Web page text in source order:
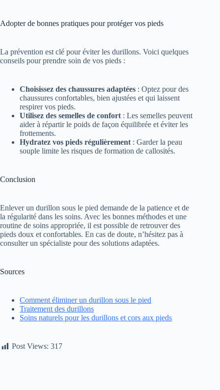
Adopter de bonnes pratiques pour protéger vos pieds
La prévention est clé pour éviter les durillons. Voici quelques
conseils pour prendre soin de vos pieds :
Choisissez des chaussures adaptées : Optez pour des
chaussures confortables, bien ajustées et qui laissent
respirer vos pieds.
Utilisez des semelles de confort: Les semelles peuvent
aider à répartir le poids de façon équilibrée et éviter les
frottements.
Hydratez vos pieds régulièrement: Garder la peau
souple limite les risques de formation de callosités.
Conclusion
Enlever un durillon sous le pied demande de la patience et de
la régularité dans les soins. Avec les bonnes méthodes et une
routine de soins appropriée, il est possible de retrouver des
pieds doux et confortables. En cas de doute, n’hésitez pas à
consulter un spécialiste pour des solutions adaptées.
Sources
Comment éliminer un durillon sous le pied
Traitement des durillons
Soins naturels pour les durillons et cors aux pieds
Post Views: 317